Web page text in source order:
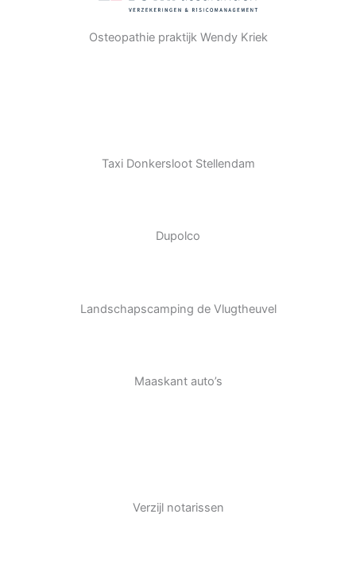
Osteopathie praktijk Wendy Kriek
Taxi Donkersloot Stellendam
Dupolco
Landschapscamping de Vlugtheuvel
Maaskant auto’s
Verzijl notarissen